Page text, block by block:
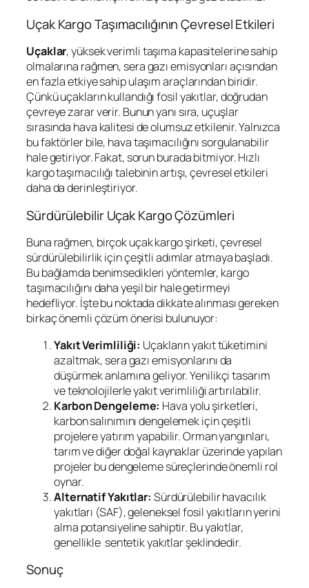
Uçak Kargo Taşımacılığının Çevresel Etkileri
Uçaklar, yüksek verimli taşıma kapasitelerine sahip
olmalarına rağmen, sera gazı emisyonları açısından
en fazla etkiye sahip ulaşım araçlarından biridir.
Çünkü uçakların kullandığı fosil yakıtlar, doğrudan
çevreye zarar verir. Bunun yanı sıra, uçuşlar
sırasında hava kalitesi de olumsuz etkilenir. Yalnızca
bu faktörler bile, hava taşımacılığını sorgulanabilir
hale getiriyor. Fakat, sorun burada bitmiyor. Hızlı
kargo taşımacılığı talebinin artışı, çevresel etkileri
daha da derinleştiriyor.
Sürdürülebilir Uçak Kargo Çözümleri
Buna rağmen, birçok uçak kargo şirketi, çevresel
sürdürülebilirlik için çeşitli adımlar atmaya başladı.
Bu bağlamda benimsedikleri yöntemler, kargo
taşımacılığını daha yeşil bir hale getirmeyi
hedefliyor. İşte bu noktada dikkate alınması gereken
birkaç önemli çözüm önerisi bulunuyor:
Yakıt Verimliliği: Uçakların yakıt tüketimini
azaltmak, sera gazı emisyonlarını da
düşürmek anlamına geliyor. Yenilikçi tasarım
ve teknolojilerle yakıt verimliliği artırılabilir.
Karbon Dengeleme: Hava yolu şirketleri,
karbon salınımını dengelemek için çeşitli
projelere yatırım yapabilir. Orman yangınları,
tarım ve diğer doğal kaynaklar üzerinde yapılan
projeler bu dengeleme süreçlerinde önemli rol
oynar.
Alternatif Yakıtlar: Sürdürülebilir havacılık
yakıtları (SAF), geleneksel fosil yakıtların yerini
alma potansiyeline sahiptir. Bu yakıtlar,
genellikle sentetik yakıtlar şeklindedir.
Sonuç